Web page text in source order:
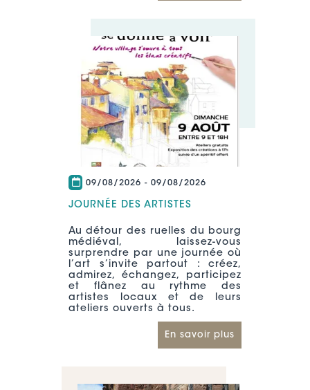
09/08/2026 - 09/08/2026
JOURNÉE DES ARTISTES
Au détour des ruelles du bourg
médiéval, laissez-vous
surprendre par une journée où
l’art s’invite partout : créez,
admirez, échangez, participez
et flânez au rythme des
artistes locaux et de leurs
ateliers ouverts à tous.
En savoir plus